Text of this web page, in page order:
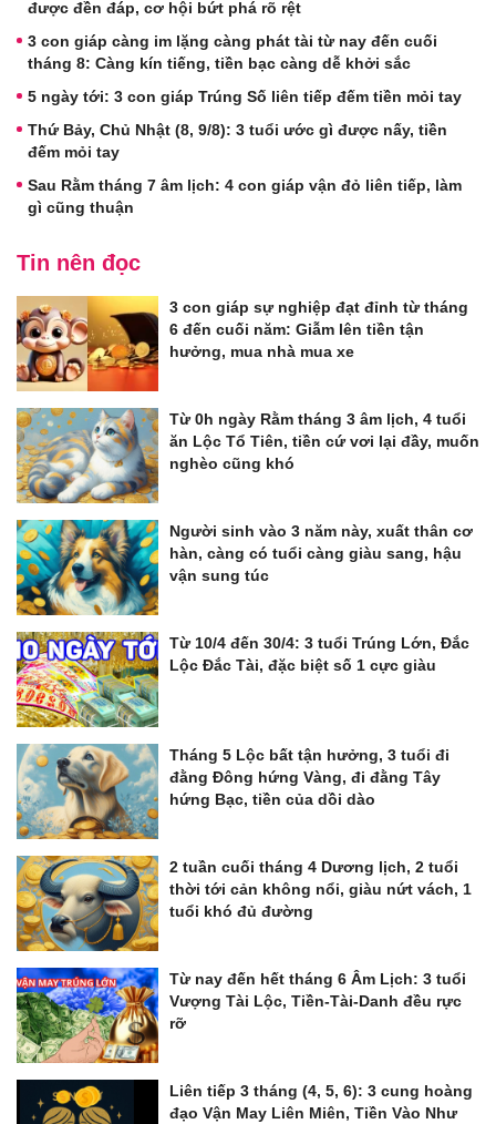
được đền đáp, cơ hội bứt phá rõ rệt
3 con giáp càng im lặng càng phát tài từ nay đến cuối
tháng 8: Càng kín tiếng, tiền bạc càng dễ khởi sắc
5 ngày tới: 3 con giáp Trúng Số liên tiếp đếm tiền mỏi tay
Thứ Bảy, Chủ Nhật (8, 9/8): 3 tuổi ước gì được nấy, tiền
đếm mỏi tay
Sau Rằm tháng 7 âm lịch: 4 con giáp vận đỏ liên tiếp, làm
gì cũng thuận
Tin nên đọc
3 con giáp sự nghiệp đạt đỉnh từ tháng
6 đến cuối năm: Giẫm lên tiền tận
hưởng, mua nhà mua xe
Từ 0h ngày Rằm tháng 3 âm lịch, 4 tuổi
ăn Lộc Tổ Tiên, tiền cứ vơi lại đầy, muốn
nghèo cũng khó
Người sinh vào 3 năm này, xuất thân cơ
hàn, càng có tuổi càng giàu sang, hậu
vận sung túc
Từ 10/4 đến 30/4: 3 tuổi Trúng Lớn, Đắc
Lộc Đắc Tài, đặc biệt số 1 cực giàu
Tháng 5 Lộc bất tận hưởng, 3 tuổi đi
đằng Đông hứng Vàng, đi đằng Tây
hứng Bạc, tiền của dồi dào
2 tuần cuối tháng 4 Dương lịch, 2 tuổi
thời tới cản không nổi, giàu nứt vách, 1
tuổi khó đủ đường
Từ nay đến hết tháng 6 Âm Lịch: 3 tuổi
Vượng Tài Lộc, Tiền-Tài-Danh đều rực
rỡ
Liên tiếp 3 tháng (4, 5, 6): 3 cung hoàng
đạo Vận May Liên Miên, Tiền Vào Như